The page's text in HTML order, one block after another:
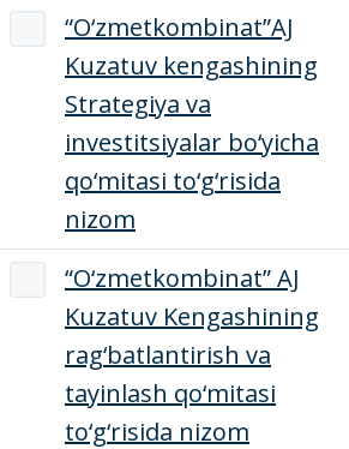
“O‘zmetkombinat”AJ
Kuzatuv kengashining
Strategiya va
investitsiyalar bo‘yicha
qo‘mitasi to‘g‘risida
nizom
“O‘zmetkombinat” AJ
Kuzatuv Kengashining
rag‘batlantirish va
tayinlash qo‘mitasi
to‘g‘risida nizom